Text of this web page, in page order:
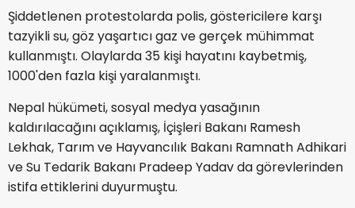
Şiddetlenen protestolarda polis, göstericilere karşı
tazyikli su, göz yaşartıcı gaz ve gerçek mühimmat
kullanmıştı. Olaylarda 35 kişi hayatını kaybetmiş,
1000'den fazla kişi yaralanmıştı.
Nepal hükümeti, sosyal medya yasağının
kaldırılacağını açıklamış, İçişleri Bakanı Ramesh
Lekhak, Tarım ve Hayvancılık Bakanı Ramnath Adhikari
ve Su Tedarik Bakanı Pradeep Yadav da görevlerinden
istifa ettiklerini duyurmuştu.